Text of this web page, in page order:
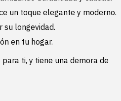
un toque elegante y moderno.
su longevidad.
en tu hogar.
ti, y tiene una demora de